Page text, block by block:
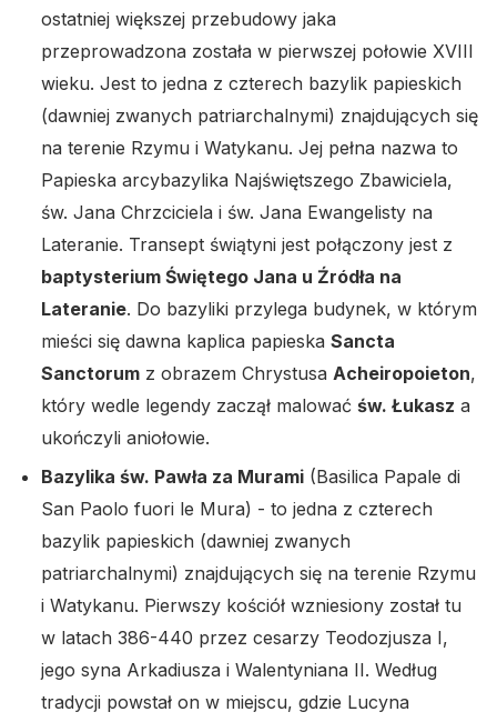
ostatniej większej przebudowy jaka
przeprowadzona została w pierwszej połowie XVIII
wieku. Jest to jedna z czterech bazylik papieskich
(dawniej zwanych patriarchalnymi) znajdujących się
na terenie Rzymu i Watykanu. Jej pełna nazwa to
Papieska arcybazylika Najświętszego Zbawiciela,
św. Jana Chrzciciela i św. Jana Ewangelisty na
Lateranie. Transept świątyni jest połączony jest z
baptysterium Świętego Jana u Źródła na
Lateranie. Do bazyliki przylega budynek, w którym
mieści się dawna kaplica papieska Sancta
Sanctorum z obrazem Chrystusa Acheiropoieton,
który wedle legendy zaczął malować św. Łukasz a
ukończyli aniołowie.
Bazylika św. Pawła za Murami (Basilica Papale di
San Paolo fuori le Mura) - to jedna z czterech
bazylik papieskich (dawniej zwanych
patriarchalnymi) znajdujących się na terenie Rzymu
i Watykanu. Pierwszy kościół wzniesiony został tu
w latach 386-440 przez cesarzy Teodozjusza I,
jego syna Arkadiusza i Walentyniana II. Według
tradycji powstał on w miejscu, gdzie Lucyna